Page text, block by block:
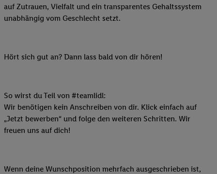
auf Zutrauen, Vielfalt und ein transparentes Gehaltssystem
unabhängig vom Geschlecht setzt.
Hört sich gut an? Dann lass bald von dir hören!
So wirst du Teil von #teamlidl:
Wir benötigen kein Anschreiben von dir. Klick einfach auf
„Jetzt bewerben“ und folge den weiteren Schritten. Wir
freuen uns auf dich!
Wenn deine Wunschposition mehrfach ausgeschrieben ist,